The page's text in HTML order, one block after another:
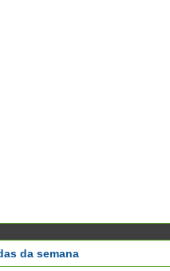
da semana